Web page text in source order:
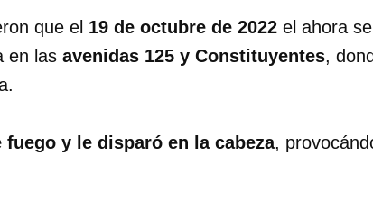
que el 19 de octubre de 2022 el ahora
en las avenidas 125 y Constituyentes,
fuego y le disparó en la cabeza,